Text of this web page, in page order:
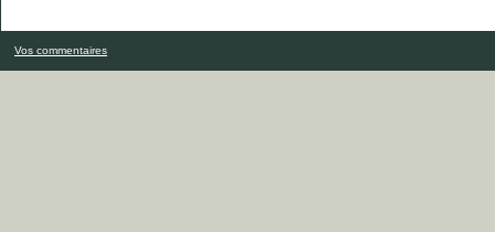
Vos commentaires